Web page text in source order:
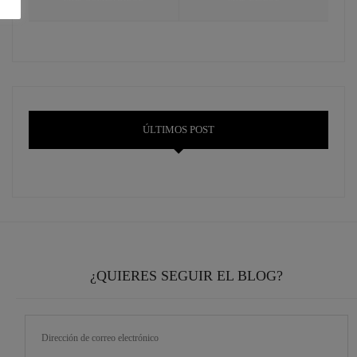
ÚLTIMOS POST
¿QUIERES SEGUIR EL BLOG?